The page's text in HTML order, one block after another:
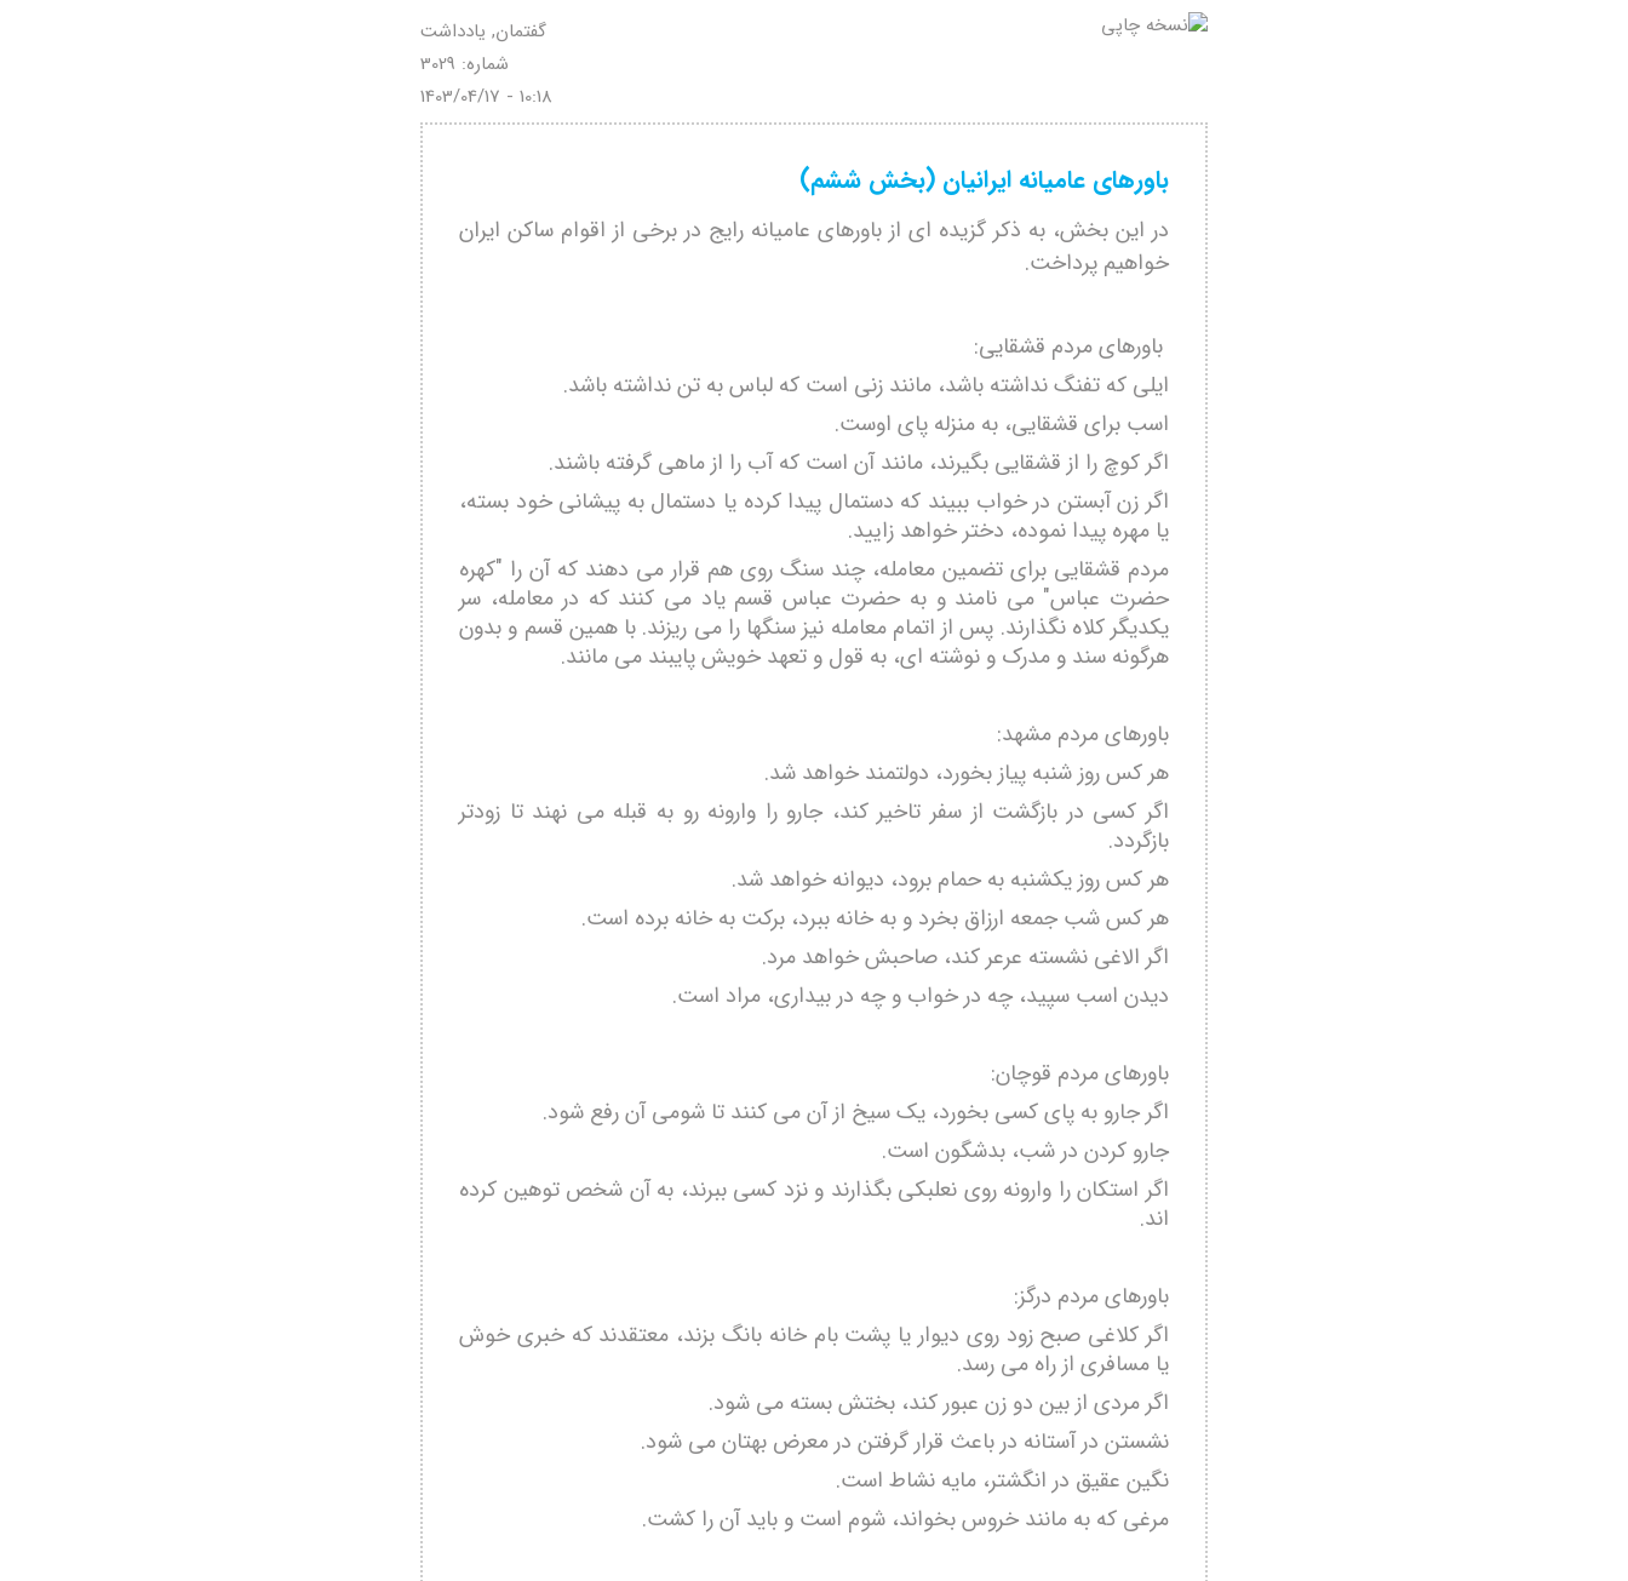
گفتمان, یادداشت
شماره: 3029
1403/04/17 - 10:18
باورهای عامیانه ایرانیان (بخش ششم)
در این بخش، به ذکر گزیده ای از باورهای عامیانه رایج در برخی از اقوام ساکن ایران
خواهیم پرداخت.
باورهای مردم قشقایی:
ایلی که تفنگ نداشته باشد، مانند زنی است که لباس به تن نداشته باشد.
اسب برای قشقایی، به منزله پای اوست.
اگر کوچ را از قشقایی بگیرند، مانند آن است که آب را از ماهی گرفته باشند.
اگر زن آبستن در خواب ببیند که دستمال پیدا کرده یا دستمال به پیشانی خود بسته،
یا مهره پیدا نموده، دختر خواهد زایید.
مردم قشقایی برای تضمین معامله، چند سنگ روی هم قرار می دهند که آن را "کهره
حضرت عباس" می نامند و به حضرت عباس قسم یاد می کنند که در معامله، سر
یکدیگر کلاه نگذارند. پس از اتمام معامله نیز سنگها را می ریزند. با همین قسم و بدون
هرگونه سند و مدرک و نوشته ای، به قول و تعهد خویش پایبند می مانند.
باورهای مردم مشهد:
هر کس روز شنبه پیاز بخورد، دولتمند خواهد شد.
اگر کسی در بازگشت از سفر تاخیر کند، جارو را وارونه رو به قبله می نهند تا زودتر
بازگردد.
هر کس روز یکشنبه به حمام برود، دیوانه خواهد شد.
هر کس شب جمعه ارزاق بخرد و به خانه ببرد، برکت به خانه برده است.
اگر الاغی نشسته عرعر کند، صاحبش خواهد مرد.
دیدن اسب سپید، چه در خواب و چه در بیداری، مراد است.
باورهای مردم قوچان:
اگر جارو به پای کسی بخورد، یک سیخ از آن می کنند تا شومی آن رفع شود.
جارو کردن در شب، بدشگون است.
اگر استکان را وارونه روی نعلبکی بگذارند و نزد کسی ببرند، به آن شخص توهین کرده
اند.
باورهای مردم درگز:
اگر کلاغی صبح زود روی دیوار یا پشت بام خانه بانگ بزند، معتقدند که خبری خوش
یا مسافری از راه می رسد.
اگر مردی از بین دو زن عبور کند، بختش بسته می شود.
نشستن در آستانه در باعث قرار گرفتن در معرض بهتان می شود.
نگین عقیق در انگشتر، مایه نشاط است.
مرغی که به مانند خروس بخواند، شوم است و باید آن را کشت.